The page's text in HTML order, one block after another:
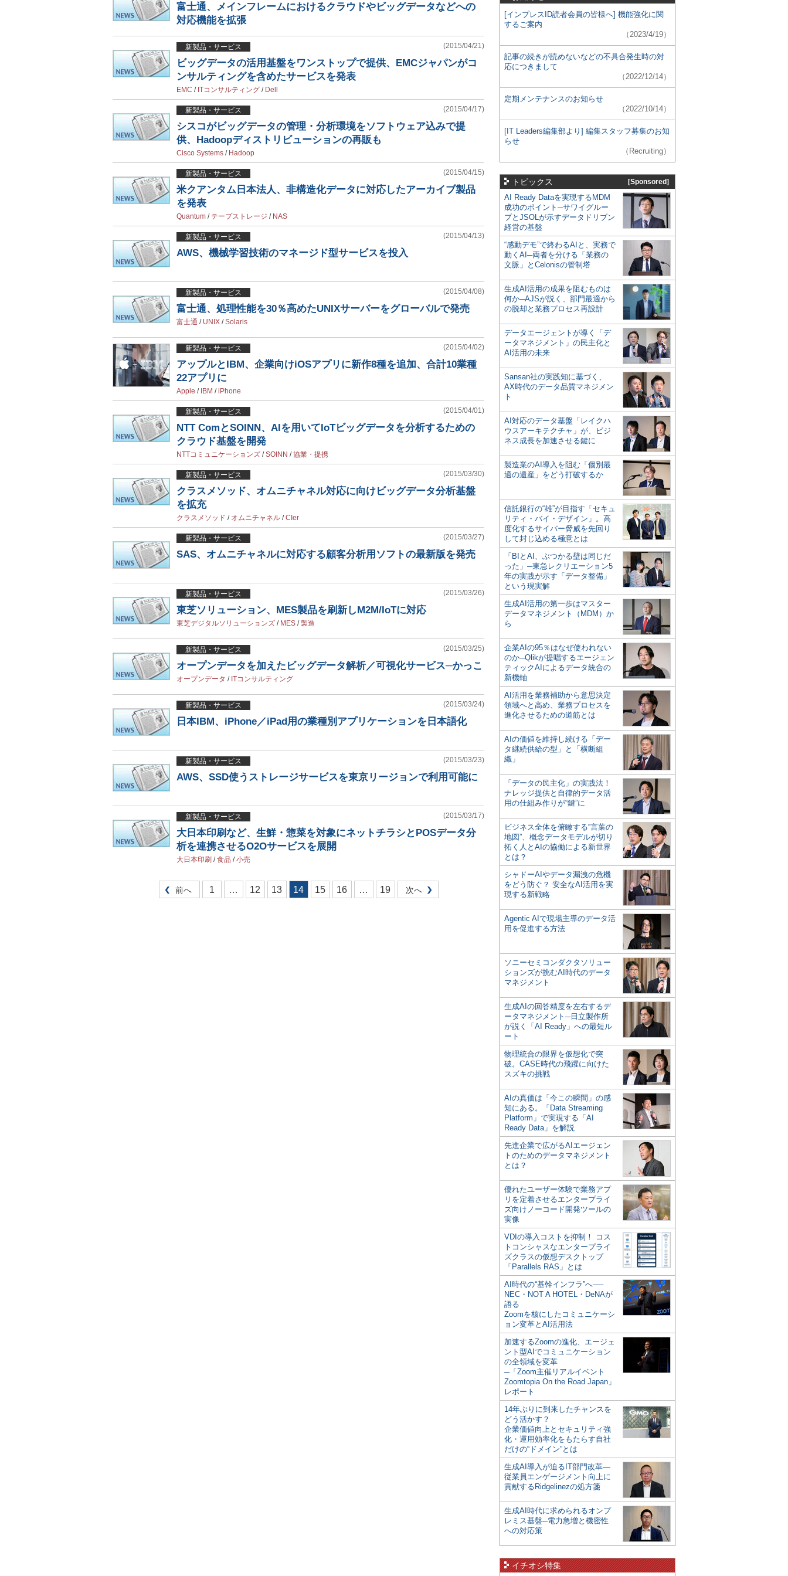
富士通、メインフレームにおけるクラウドやビッグデータなどへの
対応機能を拡張
新製品・サービス (2015/04/21)
ビッグデータの活用基盤をワンストップで提供、EMCジャパンがコ
ンサルティングを含めたサービスを発表
EMC / ITコンサルティング / Dell
新製品・サービス (2015/04/17)
シスコがビッグデータの管理・分析環境をソフトウェア込みで提
供、Hadoopディストリビューションの再販も
Cisco Systems / Hadoop
新製品・サービス (2015/04/15)
米クアンタム日本法人、非構造化データに対応したアーカイブ製品
を発表
Quantum / テープストレージ / NAS
新製品・サービス (2015/04/13)
AWS、機械学習技術のマネージド型サービスを投入
新製品・サービス (2015/04/08)
富士通、処理性能を30％高めたUNIXサーバーをグローバルで発売
富士通 / UNIX /Solaris
新製品・サービス (2015/04/02)
アップルとIBM、企業向けiOSアプリに新作8種を追加、合計10業種
22アプリに
Apple / IBM /iPhone
新製品・サービス (2015/04/01)
NTT ComとSOINN、AIを用いてIoTビッグデータを分析するための
クラウド基盤を開発
NTTコミュニケーションズ /SOINN /協業・提携
新製品・サービス (2015/03/30)
クラスメソッド、オムニチャネル対応に向けビッグデータ分析基盤
を拡充
クラスメソッド / オムニチャネル /CIer
新製品・サービス (2015/03/27)
SAS、オムニチャネルに対応する顧客分析用ソフトの最新版を発売
新製品・サービス (2015/03/26)
東芝ソリューション、MES製品を刷新しM2M/IoTに対応
東芝デジタルソリューションズ / MES /製造
新製品・サービス (2015/03/25)
オープンデータを加えたビッグデータ解析／可視化サービス─かっこ
オープンデータ / ITコンサルティング
新製品・サービス (2015/03/24)
日本IBM、iPhone／iPad用の業種別アプリケーションを日本語化
新製品・サービス (2015/03/23)
AWS、SSD使うストレージサービスを東京リージョンで利用可能に
新製品・サービス (2015/03/17)
大日本印刷など、生鮮・惣菜を対象にネットチラシとPOSデータ分
析を連携させるO2Oサービスを展開
大日本印刷 /食品 /小売
前へ 1 … 12 13 14 15 16 … 19 次へ
[インプレスID読者会員の皆様へ] 機能強化に関
するご案内
（2023/4/19）
記事の続きが読めないなどの不具合発生時の対
応につきまして
（2022/12/14）
定期メンテナンスのお知らせ
（2022/10/14）
[IT Leaders編集部より] 編集スタッフ募集のお知
らせ
（Recruiting）
トピックス [Sponsored]
AI Ready Dataを実現するMDM
成功のポイント─サワイグルー
プとJSOLが示すデータドリブン
経営の基盤
“感動デモ”で終わるAIと、実務で
動くAI─両者を分ける「業務の
文脈」とCelonisの管制塔
生成AI活用の成果を阻むものは
何か─AJSが説く、部門最適から
の脱却と業務プロセス再設計
データエージェントが導く「デ
ータマネジメント」の民主化と
AI活用の未来
Sansan社の実践知に基づく、
AX時代のデータ品質マネジメン
ト
AI対応のデータ基盤「レイクハ
ウスアーキテクチャ」が、ビジ
ネス成長を加速させる鍵に
製造業のAI導入を阻む「個別最
適の遺産」をどう打破するか
信託銀行の“雄”が目指す「セキュ
リティ・バイ・デザイン」。高
度化するサイバー脅威を先回り
して封じ込める極意とは
「BIとAI、ぶつかる壁は同じだ
った」─東急レクリエーション5
年の実践が示す「データ整備」
という現実解
生成AI活用の第一歩はマスター
データマネジメント（MDM）か
ら
企業AIの95％はなぜ使われない
のか─Qlikが提唱するエージェン
ティックAIによるデータ統合の
新機軸
AI活用を業務補助から意思決定
領域へと高め、業務プロセスを
進化させるための道筋とは
AIの価値を維持し続ける「デー
タ継続供給の型」と「横断組
織」
「データの民主化」の実践法！
ナレッジ提供と自律的データ活
用の仕組み作りが“鍵”に
ビジネス全体を俯瞰する“言葉の
地図”、概念データモデルが切り
拓く人とAIの協働による新世界
とは？
シャドーAIやデータ漏洩の危機
をどう防ぐ？ 安全なAI活用を実
現する新戦略
Agentic AIで現場主導のデータ活
用を促進する方法
ソニーセミコンダクタソリュー
ションズが挑むAI時代のデータ
マネジメント
生成AIの回答精度を左右するデ
ータマネジメント─日立製作所
が説く「AI Ready」への最短ル
ート
物理統合の限界を仮想化で突
破。CASE時代の飛躍に向けた
スズキの挑戦
AIの真価は「今この瞬間」の感
知にある。「Data Streaming
Platform」で実現する「AI
Ready Data」を解説
先進企業で広がるAIエージェン
トのためのデータマネジメント
とは？
優れたユーザー体験で業務アプ
リを定着させるエンタープライ
ズ向けノーコード開発ツールの
実像
VDIの導入コストを抑制！ コス
トコンシャスなエンタープライ
ズクラスの仮想デスクトップ
「Parallels RAS」とは
AI時代の“基幹インフラ”へ──
NEC・NOT A HOTEL・DeNAが
語る
Zoomを核にしたコミュニケーシ
ョン変革とAI活用法
加速するZoomの進化、エージェ
ント型AIでコミュニケーション
の全領域を変革
─「Zoom主催リアルイベント
Zoomtopia On the Road Japan」
レポート
14年ぶりに到来したチャンスを
どう活かす？
企業価値向上とセキュリティ強
化・運用効率化をもたらす自社
だけの“ドメイン”とは
生成AI導入が迫るIT部門改革―
従業員エンゲージメント向上に
貢献するRidgelinezの処方箋
生成AI時代に求められるオンプ
レミス基盤─電力急増と機密性
への対応策
イチオシ特集